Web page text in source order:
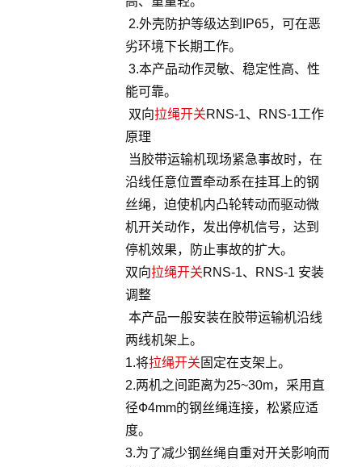
2.外壳防护等级达到IP65，可在恶
劣环境下长期工作。
3.本产品动作灵敏、稳定性高、性
能可靠。
双向拉绳开关RNS-1、RNS-1工作
原理
当胶带运输机现场紧急事故时，在
沿线任意位置牵动系在挂耳上的钢
丝绳，迫使机内凸轮转动而驱动微
机开关动作，发出停机信号，达到
停机效果，防止事故的扩大。
双向拉绳开关RNS-1、RNS-1 安装
调整
本产品一般安装在胶带运输机沿线
两线机架上。
1.将拉绳开关 固定在支架上。
2.两机之间距离为25~30m，采用直
径Ф4mm的钢丝绳连接，松紧应适
度。
3.为了减少钢丝绳自重对开关影响而